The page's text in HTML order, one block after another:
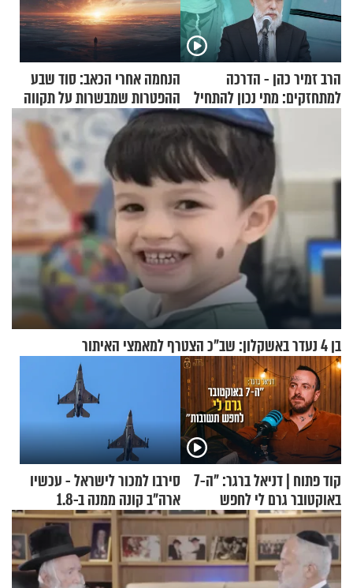
הרב זמיר כהן - הדרכה
למתחזקים: מתי נכון להתחיל
עם לבישת הציצית?
הנחמה אחרי הכאב: סוד שבע
ההפטרות שמבשרות על תקווה
וגאולה
בן 4 נעדר באשקלון: שב"כ הצטרף למאמצי האיתור
קוד פתוח | דניאל ברגר: "ה-7
באוקטובר גרם לי לחפש
תשובות"
סירבו למכור לישראל - עכשיו
ארה"ב קונה ממנה ב-1.8
מיליארד דולר